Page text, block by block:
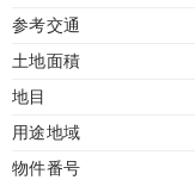
参考交通
土地面積
地目
用途地域
物件番号